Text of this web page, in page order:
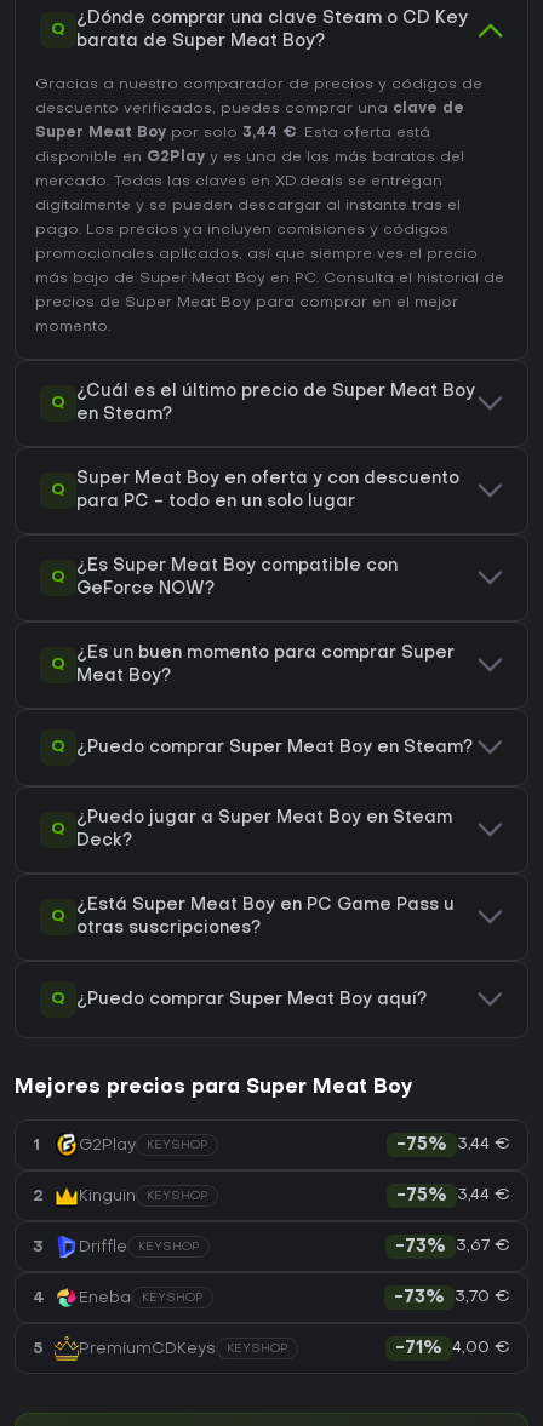
Q
¿Dónde comprar una clave Steam o CD Key
barata de Super Meat Boy?
Gracias a nuestro comparador de precios y códigos de
descuento verificados, puedes comprar una clave de
Super Meat Boy por solo 3,44 €. Esta oferta está
disponible en G2Play y es una de las más baratas del
mercado. Todas las claves en XD.deals se entregan
digitalmente y se pueden descargar al instante tras el
pago. Los precios ya incluyen comisiones y códigos
promocionales aplicados, así que siempre ves el precio
más bajo de Super Meat Boy en PC. Consulta el
historial de
precios de Super Meat Boy para comprar en el mejor
momento.
Q
¿Cuál es el último precio de Super Meat Boy
en Steam?
Q
Super Meat Boy en oferta y con descuento
para PC - todo en un solo lugar
Q
¿Es Super Meat Boy compatible con
GeForce NOW?
Q
¿Es un buen momento para comprar Super
Meat Boy?
Q ¿Puedo comprar Super Meat Boy en Steam?
Q
¿Puedo jugar a Super Meat Boy en Steam
Deck?
Q
¿Está Super Meat Boy en PC Game Pass u
otras suscripciones?
Q ¿Puedo comprar Super Meat Boy aquí?
Mejores precios para Super Meat Boy
1 G2Play KEYSHOP -75% 3,44 €
2 Kinguin KEYSHOP -75% 3,44 €
3 Driffle KEYSHOP -73% 3,67 €
4 Eneba KEYSHOP -73% 3,70 €
5 PremiumCDKeys KEYSHOP -71% 4,00 €